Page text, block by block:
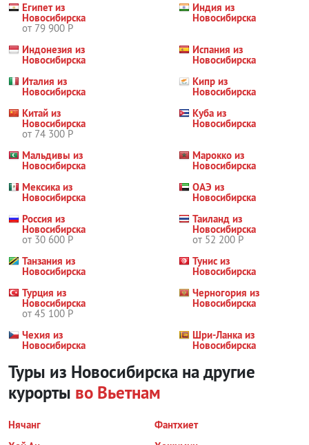
Египет из
Новосибирска
от 79 900 Р
Индия из
Новосибирска
Индонезия из
Новосибирска
Испания из
Новосибирска
Италия из
Новосибирска
Кипр из
Новосибирска
Китай из
Новосибирска
от 74 300 Р
Куба из
Новосибирска
Мальдивы из
Новосибирска
Марокко из
Новосибирска
Мексика из
Новосибирска
ОАЭ из
Новосибирска
Россия из
Новосибирска
от 30 600 Р
Таиланд из
Новосибирска
от 52 200 Р
Танзания из
Новосибирска
Тунис из
Новосибирска
Турция из
Новосибирска
от 45 100 Р
Черногория из
Новосибирска
Чехия из
Новосибирска
Шри-Ланка из
Новосибирска
Туры из Новосибирска на другие
курорты во Вьетнам
Нячанг
Фантхиет